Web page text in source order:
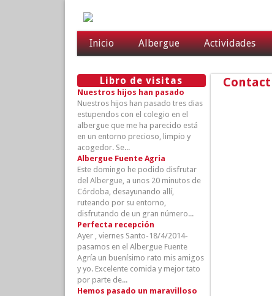
Inicio Albergue Actividades
Contact
Libro de visitas
Nuestros hijos han pasado
Nuestros hijos han pasado tres dias
estupendos con el colegio en el
albergue que me ha parecido está
en un entorno precioso, limpio y
acogedor. Se...
Albergue Fuente Agria
Este domingo he podido disfrutar
del Albergue, a unos 20 minutos de
Córdoba, desayunando allí,
ruteando por su entorno,
disfrutando de un gran número...
Perfecta recepción
Ayer , viernes Santo-18/4/2014-
pasamos en el Albergue Fuente
Agría un buenísimo rato mis amigos
y yo. Excelente comida y mejor tato
por parte de...
Hemos pasado un maravilloso